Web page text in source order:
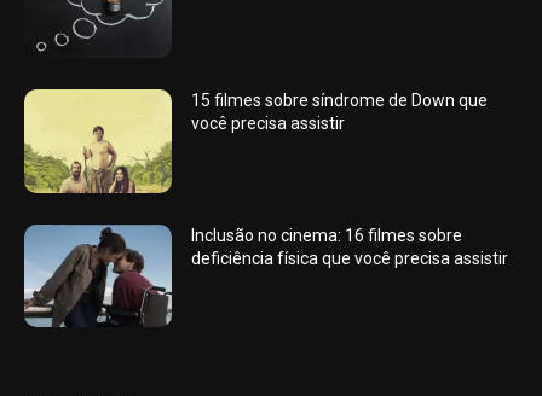
15 filmes sobre síndrome de Down que
você precisa assistir
Inclusão no cinema: 16 filmes sobre
deficiência física que você precisa assistir